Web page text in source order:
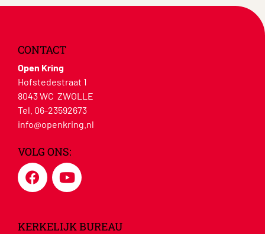
CONTACT
Open Kring
Hofstedestraat 1
8043 WC ZWOLLE
Tel. 06-23592673
info@openkring.nl
VOLG ONS:
KERKELIJK BUREAU